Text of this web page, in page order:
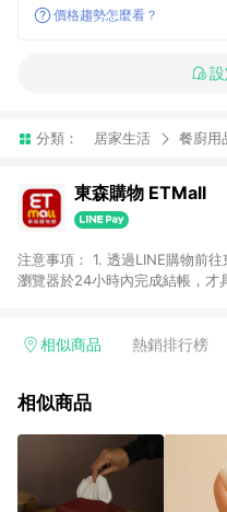
價格趨勢怎麼看？
分類： 居家生活 餐廚用
東森購物 ETMall
注意事項： 1. 透過LINE購物前
瀏覽器於24小時內完成結帳，才
單，皆不在點數回饋範圍內。 3.
球嚴選、商城、專案商品、「草
回饋。 5. 點數回饋會扣除所有
實際回饋請依LINE購物通知為主
ETMall站內之折扣優惠(包含但
相似商品 熱銷排行榜
相似商品